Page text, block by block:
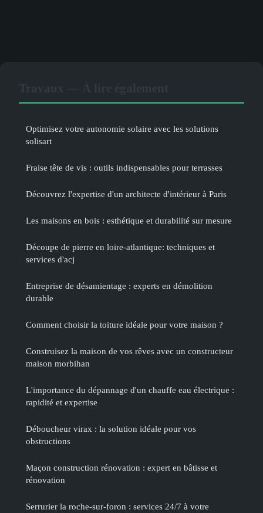
Optimisez votre autonomie solaire avec les solutions
solisart
Fraise tête de vis : outils indispensables pour terrasses
Découvrez l'expertise d'un architecte d'intérieur à Paris
Les maisons en bois : esthétique et durabilité sur mesure
Découpe de pierre en loire-atlantique: techniques et
services d'acj
Entreprise de désamientage : experts en démolition
durable
Comment choisir la toiture idéale pour votre maison ?
Construisez la maison de vos rêves avec un constructeur
maison morbihan
L'importance du dépannage d'un chauffe eau électrique :
rapidité et expertise
Déboucheur virax : la solution idéale pour vos
obstructions
Maçon construction rénovation : expert en bâtisse et
rénovation
Serrurier la roche-sur-foron : services 24/7 à votre